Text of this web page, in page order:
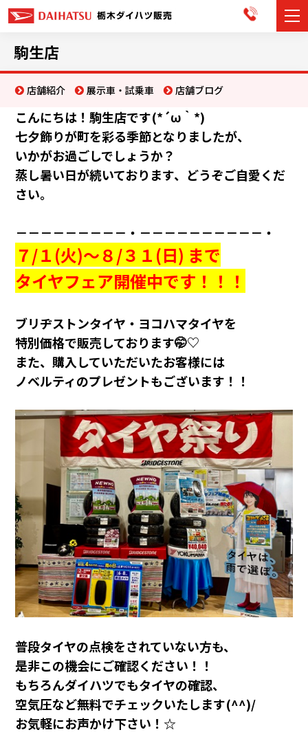
展示車・試乗車
店舗情報
お知らせ
イベント・キャンペーン
アフターサポート
会社情報
お問
駒生店
店舗紹介 展示車・試乗車 店舗ブログ
こんにちは！駒生店です(*´ω｀*)
七夕飾りが町を彩る季節となりましたが、
いかがお過ごしでしょうか？
蒸し暑い日が続いております、どうぞご自愛くだ
さい。
－－－－－－－－－・－－－－－－－－－－・
７/１(火)～８/３１(日) まで
タイヤフェア開催中です！！！
ブリヂストンタイヤ・ヨコハマタイヤを
特別価格で販売しております🤭♡
また、購入していただいたお客様には
ノベルティのプレゼントもございます！！
普段タイヤの点検をされていない方も、
是非この機会にご確認ください！！
もちろんダイハツでもタイヤの確認、
空気圧など無料でチェックいたします(^^)/
お気軽にお声かけ下さい！☆